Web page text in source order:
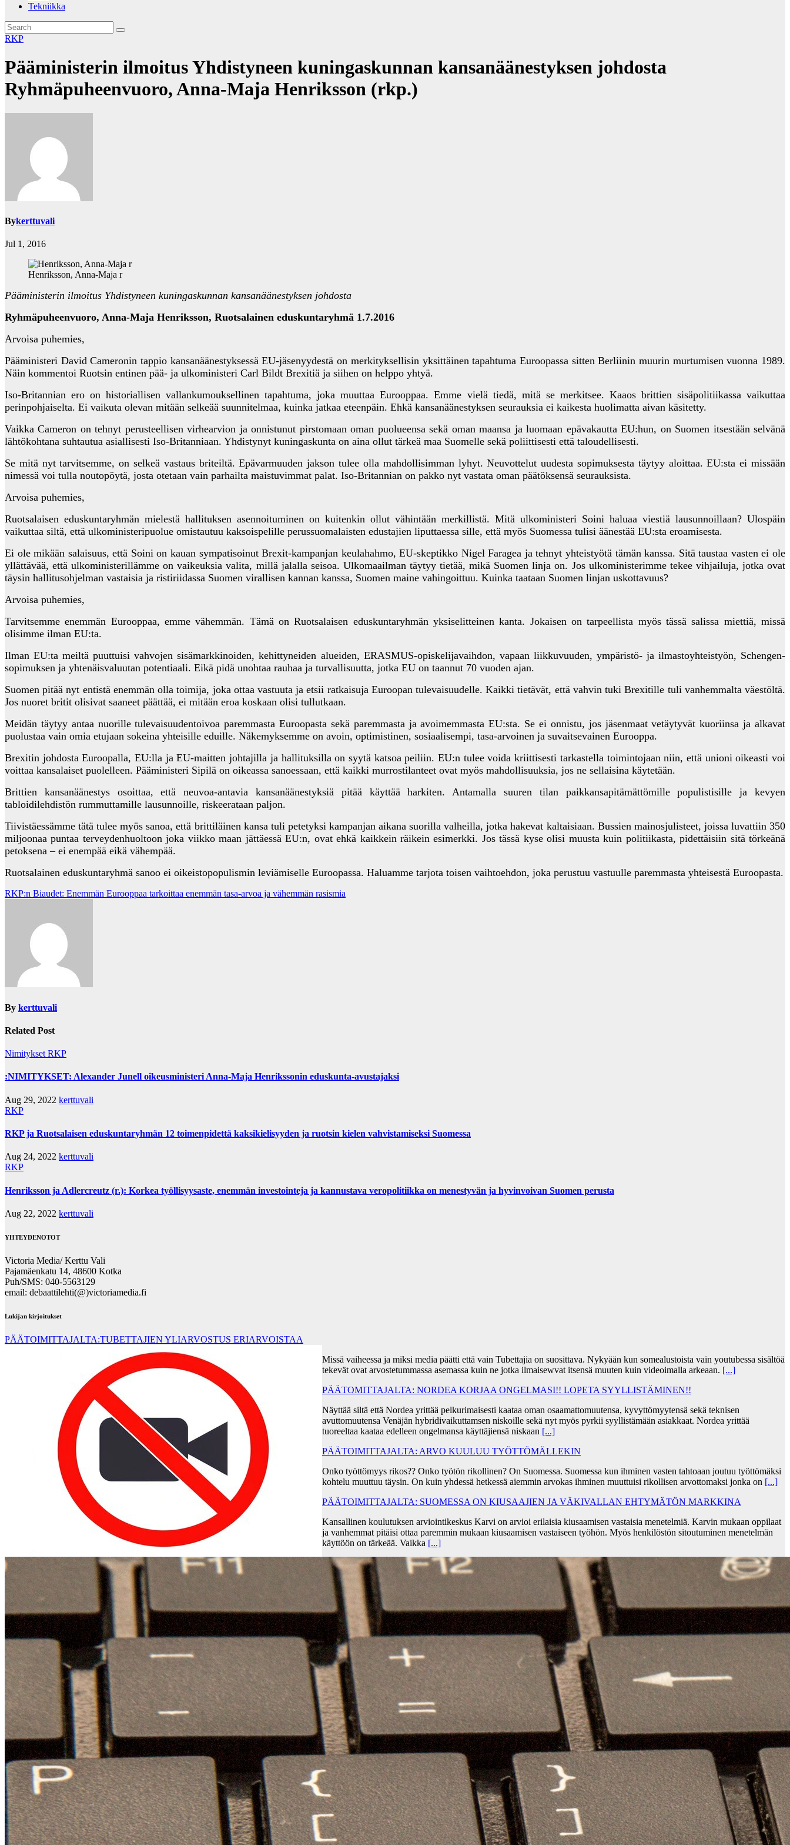
Tekniikka
RKP
Pääministerin ilmoitus Yhdistyneen kuningaskunnan kansanäänestyksen johdosta
Ryhmäpuheenvuoro, Anna-Maja Henriksson (rkp.)
Bykerttuvali
Jul 1, 2016
Henriksson, Anna-Maja r
Pääministerin ilmoitus Yhdistyneen kuningaskunnan kansanäänestyksen johdosta
Ryhmäpuheenvuoro, Anna-Maja Henriksson, Ruotsalainen eduskuntaryhmä 1.7.2016
Arvoisa puhemies,
Pääministeri David Cameronin tappio kansanäänestyksessä EU-jäsenyydestä on merkityksellisin yksittäinen tapahtuma Euroopassa sitten Berliinin muurin murtumisen vuonna 1989.
Näin kommentoi Ruotsin entinen pää- ja ulkoministeri Carl Bildt Brexitiä ja siihen on helppo yhtyä.
Iso-Britannian ero on historiallisen vallankumouksellinen tapahtuma, joka muuttaa Eurooppaa. Emme vielä tiedä, mitä se merkitsee. Kaaos brittien sisäpolitiikassa vaikuttaa
perinpohjaiselta. Ei vaikuta olevan mitään selkeää suunnitelmaa, kuinka jatkaa eteenpäin. Ehkä kansanäänestyksen seurauksia ei kaikesta huolimatta aivan käsitetty.
Vaikka Cameron on tehnyt perusteellisen virhearvion ja onnistunut pirstomaan oman puolueensa sekä oman maansa ja luomaan epävakautta EU:hun, on Suomen itsestään selvänä
lähtökohtana suhtautua asiallisesti Iso-Britanniaan. Yhdistynyt kuningaskunta on aina ollut tärkeä maa Suomelle sekä poliittisesti että taloudellisesti.
Se mitä nyt tarvitsemme, on selkeä vastaus briteiltä. Epävarmuuden jakson tulee olla mahdollisimman lyhyt. Neuvottelut uudesta sopimuksesta täytyy aloittaa. EU:sta ei missään
nimessä voi tulla noutopöytä, josta otetaan vain parhailta maistuvimmat palat. Iso-Britannian on pakko nyt vastata oman päätöksensä seurauksista.
Arvoisa puhemies,
Ruotsalaisen eduskuntaryhmän mielestä hallituksen asennoituminen on kuitenkin ollut vähintään merkillistä. Mitä ulkoministeri Soini haluaa viestiä lausunnoillaan? Ulospäin
vaikuttaa siltä, että ulkoministeripuolue omistautuu kaksoispelille perussuomalaisten edustajien liputtaessa sille, että myös Suomessa tulisi äänestää EU:sta eroamisesta.
Ei ole mikään salaisuus, että Soini on kauan sympatisoinut Brexit-kampanjan keulahahmo, EU-skeptikko Nigel Faragea ja tehnyt yhteistyötä tämän kanssa. Sitä taustaa vasten ei ole
yllättävää, että ulkoministerillämme on vaikeuksia valita, millä jalalla seisoa. Ulkomaailman täytyy tietää, mikä Suomen linja on. Jos ulkoministerimme tekee vihjailuja, jotka ovat
täysin hallitusohjelman vastaisia ja ristiriidassa Suomen virallisen kannan kanssa, Suomen maine vahingoittuu. Kuinka taataan Suomen linjan uskottavuus?
Arvoisa puhemies,
Tarvitsemme enemmän Eurooppaa, emme vähemmän. Tämä on Ruotsalaisen eduskuntaryhmän yksiselitteinen kanta. Jokaisen on tarpeellista myös tässä salissa miettiä, missä
olisimme ilman EU:ta.
Ilman EU:ta meiltä puuttuisi vahvojen sisämarkkinoiden, kehittyneiden alueiden, ERASMUS-opiskelijavaihdon, vapaan liikkuvuuden, ympäristö- ja ilmastoyhteistyön, Schengen-
sopimuksen ja yhtenäisvaluutan potentiaali. Eikä pidä unohtaa rauhaa ja turvallisuutta, jotka EU on taannut 70 vuoden ajan.
Suomen pitää nyt entistä enemmän olla toimija, joka ottaa vastuuta ja etsii ratkaisuja Euroopan tulevaisuudelle. Kaikki tietävät, että vahvin tuki Brexitille tuli vanhemmalta väestöltä.
Jos nuoret britit olisivat saaneet päättää, ei mitään eroa koskaan olisi tullutkaan.
Meidän täytyy antaa nuorille tulevaisuudentoivoa paremmasta Euroopasta sekä paremmasta ja avoimemmasta EU:sta. Se ei onnistu, jos jäsenmaat vetäytyvät kuoriinsa ja alkavat
puolustaa vain omia etujaan sokeina yhteisille eduille. Näkemyksemme on avoin, optimistinen, sosiaalisempi, tasa-arvoinen ja suvaitsevainen Eurooppa.
Brexitin johdosta Euroopalla, EU:lla ja EU-maitten johtajilla ja hallituksilla on syytä katsoa peiliin. EU:n tulee voida kriittisesti tarkastella toimintojaan niin, että unioni oikeasti voi
voittaa kansalaiset puolelleen. Pääministeri Sipilä on oikeassa sanoessaan, että kaikki murrostilanteet ovat myös mahdollisuuksia, jos ne sellaisina käytetään.
Brittien kansanäänestys osoittaa, että neuvoa-antavia kansanäänestyksiä pitää käyttää harkiten. Antamalla suuren tilan paikkansapitämättömille populistisille ja kevyen
tabloidilehdistön rummuttamille lausunnoille, riskeerataan paljon.
Tiivistäessämme tätä tulee myös sanoa, että brittiläinen kansa tuli petetyksi kampanjan aikana suorilla valheilla, jotka hakevat kaltaisiaan. Bussien mainosjulisteet, joissa luvattiin 350
miljoonaa puntaa terveydenhuoltoon joka viikko maan jättäessä EU:n, ovat ehkä kaikkein räikein esimerkki. Jos tässä kyse olisi muusta kuin politiikasta, pidettäisiin sitä törkeänä
petoksena – ei enempää eikä vähempää.
Ruotsalainen eduskuntaryhmä sanoo ei oikeistopopulismin leviämiselle Euroopassa. Haluamme tarjota toisen vaihtoehdon, joka perustuu vastuulle paremmasta yhteisestä Euroopasta.
Post
RKP:n Biaudet: Enemmän Eurooppaa tarkoittaa enemmän tasa-arvoa ja vähemmän rasismia
By kerttuvali
Related Post
Nimitykset RKP
:NIMITYKSET: Alexander Junell oikeusministeri Anna-Maja Henrikssonin eduskunta-avustajaksi
Aug 29, 2022 kerttuvali
RKP
RKP ja Ruotsalaisen eduskuntaryhmän 12 toimenpidettä kaksikielisyyden ja ruotsin kielen vahvistamiseksi Suomessa
Aug 24, 2022 kerttuvali
RKP
Henriksson ja Adlercreutz (r.): Korkea työllisyysaste, enemmän investointeja ja kannustava veropolitiikka on menestyvän ja hyvinvoivan Suomen perusta
Aug 22, 2022 kerttuvali
YHTEYDENOTOT
Victoria Media/ Kerttu Vali
Pajamäenkatu 14, 48600 Kotka
Puh/SMS: 040-5563129
email: debaattilehti(@)victoriamedia.fi
Lukijan kirjoitukset
PÄÄTOIMITTAJALTA:TUBETTAJIEN YLIARVOSTUS ERIARVOISTAA
Missä vaiheessa ja miksi media päätti että vain Tubettajia on suosittava. Nykyään kun somealustoista vain youtubessa sisältöä
tekevät ovat arvostetummassa asemassa kuin ne jotka ilmaisewvat itsensä muuten kuin videoimalla arkeaan. [...]
PÄÄTOMITTAJALTA: NORDEA KORJAA ONGELMASI!! LOPETA SYYLLISTÄMINEN!!
Näyttää siltä että Nordea yrittää pelkurimaisesti kaataa oman osaamattomuutensa, kyvyttömyytensä sekä teknisen
avuttomuutensa Venäjän hybridivaikuttamsen niskoille sekä nyt myös pyrkii syyllistämään asiakkaat. Nordea yrittää
tuoreeltaa kaataa edelleen ongelmansa käyttäjiensä niskaan [...]
PÄÄTOIMITTAJALTA: ARVO KUULUU TYÖTTÖMÄLLEKIN
Onko työttömyys rikos?? Onko työtön rikollinen? On Suomessa. Suomessa kun ihminen vasten tahtoaan joutuu työttömäksi
kohtelu muuttuu täysin. On kuin yhdessä hetkessä aiemmin arvokas ihminen muuttuisi rikollisen arvottomaksi jonka on [...]
PÄÄTOIMITTAJALTA: SUOMESSA ON KIUSAAJIEN JA VÄKIVALLAN EHTYMÄTÖN MARKKINA
Kansallinen koulutuksen arviointikeskus Karvi on arvioi erilaisia kiusaamisen vastaisia menetelmiä. Karvin mukaan oppilaat
ja vanhemmat pitäisi ottaa paremmin mukaan kiusaamisen vastaiseen työhön. Myös henkilöstön sitoutuminen menetelmän
käyttöön on tärkeää. Vaikka [...]